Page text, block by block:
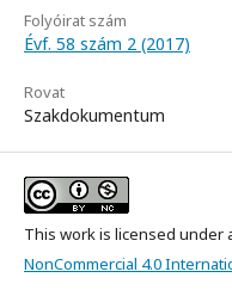
Folyóirat szám
Évf. 58 szám 2 (2017)
Rovat
Szakdokumentum
This work is licensed under
NonCommercial 4.0